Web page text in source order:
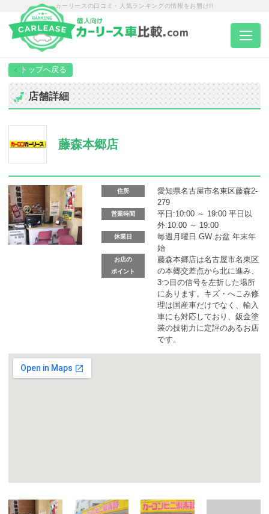
カーリースの口コミ・人気ランキングの情報をお届け!!
トップページ
エリア別ランキング
エリア別店舗一覧
車種から選ぶ
店舗詳細
藤森本郷店
住所
愛知県名古屋市名東区藤森2-
279
営業時間
平日:10:00 ～ 19:00 平日以
外:10:00 ～ 19:00
休業日
毎週月曜日 GW お盆 年末年
始
お店の
ポイント
藤森本郷店は名古屋市名東区
の本郷交差点から北に進み、
3つ目の信号を左折した場所
にあります。キズ・へこみ修
理は国産車だけでなく、輸入
車にも対応しており、鈑金塗
装の技術力に定評のあるお店
です。